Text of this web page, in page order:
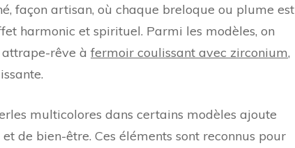
façon artisan, où chaque breloque ou plume est
harmonic et spirituel. Parmi les modèles, on
attrape-rêve à fermoir coulissant avec zirconium,
multicolores dans certains modèles ajoute
de bien-être. Ces éléments sont reconnus pour